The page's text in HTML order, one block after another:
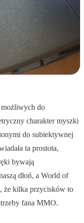
do
charakter myszki
do subiektywnej
ta prostota,
bywają
dłoń, a World of
że kilka przycisków to
fana MMO.